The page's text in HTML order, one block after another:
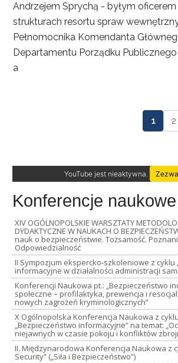
Andrzejem Sprychą - byłym
strukturach resortu spraw
Pełnomocnika Komendanta
Departamentu Porządku
a
1 2
YouTube jest nieaktywna.
Konferencje naukowe
XIV OGÓLNOPOLSKIE WARSZTATY
DYDAKTYCZNE W NAUKACH O
nauk o bezpieczeństwie. Tożsamość.
Odpowiedzialność
II Sympozjum ekspercko-szkoleniowe z cyklu
informacyjne w działalności administracji
Konferencji Naukowa pt.: „Bezpieczeństwo
społeczne – profilaktyka, prewencja i
nowych zagrożeń kryminologicznych”
X Ogólnopolska Konferencja Naukowa z cyklu
„Bezpieczeństwo informacyjne” na temat:
niejawnych w czasie pokoju i konfliktów
II. Międzynarodowa Konferencja Naukowa z
Security” („Siła i Bezpieczeństwo”)